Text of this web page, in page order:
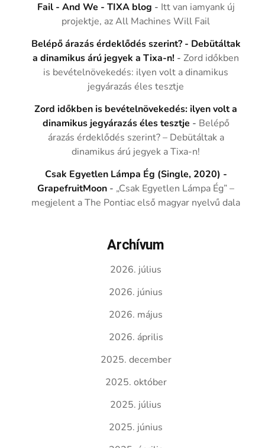
Fail - And We - TIXA blog - Itt van iamyank új
projektje, az All Machines Will Fail
Belépő árazás érdeklődés szerint? - Debütáltak
a dinamikus árú jegyek a Tixa-n! -Zord időkben
is bevételnövekedés: ilyen volt a dinamikus
jegyárazás éles tesztje
Zord időkben is bevételnövekedés: ilyen volt a
dinamikus jegyárazás éles tesztje - Belépő
árazás érdeklődés szerint? – Debütáltak a
dinamikus árú jegyek a Tixa-n!
Csak Egyetlen Lámpa Ég (Single, 2020) -
GrapefruitMoon - „Csak Egyetlen Lámpa Ég” –
megjelent a The Pontiac első magyar nyelvű dala
Archívum
2026. július
2026. június
2026. május
2026. április
2025. december
2025. október
2025. július
2025. június